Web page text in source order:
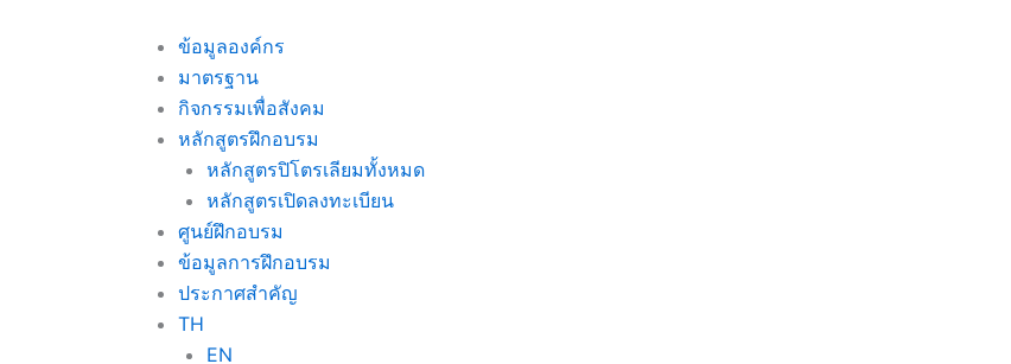
ข้อมูลองค์กร
มาตรฐาน
กิจกรรมเพื่อสังคม
หลักสูตรฝึกอบรม
หลักสูตรปิโตรเลียมทั้งหมด
หลักสูตรเปิดลงทะเบียน
ศูนย์ฝึกอบรม
ข้อมูลการฝึกอบรม
ประกาศสำคัญ
TH
EN